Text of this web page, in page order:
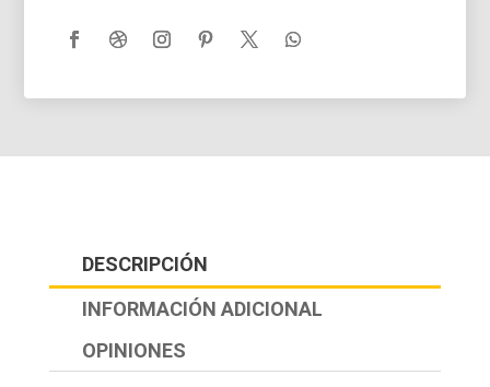
DESCRIPCIÓN
INFORMACIÓN ADICIONAL
OPINIONES